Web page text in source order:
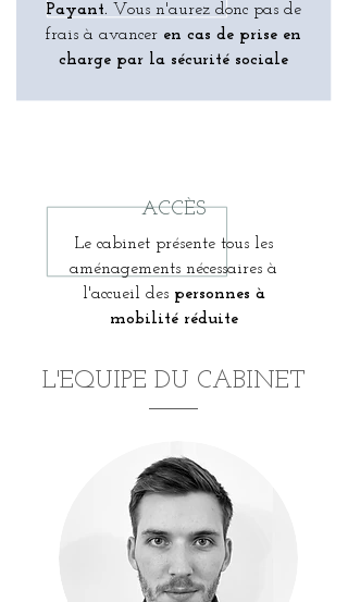
Payant. Vous n'aurez donc pas de
frais à avancer en cas de prise en
charge par la sécurité sociale
ACCÈS
Le cabinet présente tous les
aménagements nécessaires à
l'accueil des personnes à
mobilité réduite
L'EQUIPE DU CABINET